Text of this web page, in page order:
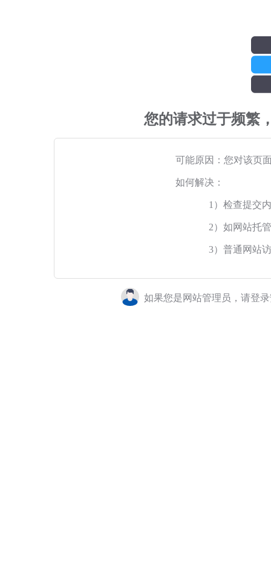
您的请求过于频繁
可能原因：您对该页
如何解决：
1）检查提交
2）如网站托
3）普通网站
如果您是网站管理员，请登